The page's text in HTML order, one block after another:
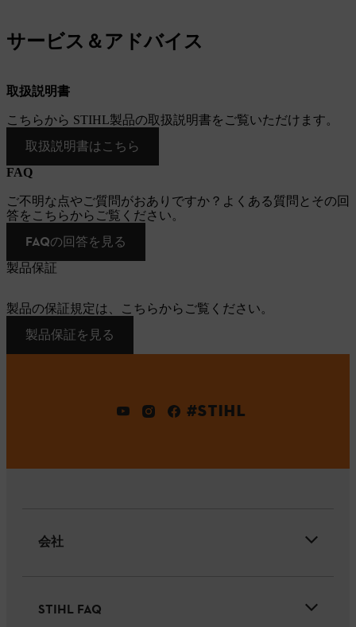
サービス＆アドバイス
取扱説明書
こちらから STIHL製品の取扱説明書をご覧いただけます。
取扱説明書はこちら
FAQ
ご不明な点やご質問がおありですか？よくある質問とその回
答をこちらからご覧ください。
FAQの回答を見る
製品保証
製品の保証規定は、こちらからご覧ください。
製品保証を見る
#STIHL
会社
STIHL FAQ